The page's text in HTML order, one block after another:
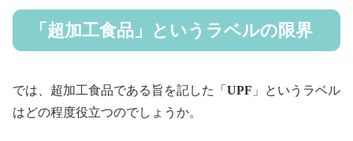
「超加工食品」というラベルの限界
では、超加工食品である旨を記した「 UPF 」というラベル
はどの程度役立つのでしょうか。